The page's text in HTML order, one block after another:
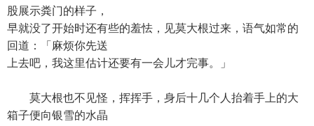
股展示粪门的样子，
早就没了开始时还有些的羞怯，见莫大根过来，语气如常的
回道：「麻烦你先送
上去吧，我这里估计还要有一会儿才完事。」
莫大根也不见怪，挥挥手，身后十几个人抬着手上的大
箱子便向银雪的水晶